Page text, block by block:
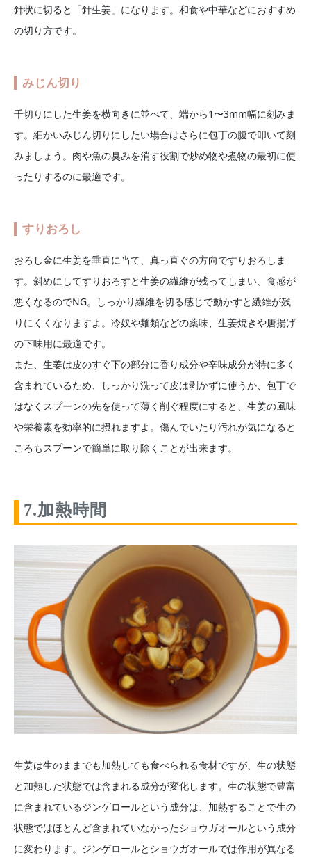
針状に切ると「針生姜」になります。和食や中華などにおすすめ
の切り方です。
みじん切り
千切りにした生姜を横向きに並べて、端から1〜3mm幅に刻みま
す。細かいみじん切りにしたい場合はさらに包丁の腹で叩いて刻
みましょう。肉や魚の臭みを消す役割で炒め物や煮物の最初に使
ったりするのに最適です。
すりおろし
おろし金に生姜を垂直に当て、真っ直ぐの方向ですりおろしま
す。斜めにしてすりおろすと生姜の繊維が残ってしまい、食感が
悪くなるのでNG。しっかり繊維を切る感じで動かすと繊維が残
りにくくなりますよ。冷奴や麺類などの薬味、生姜焼きや唐揚げ
の下味用に最適です。
また、生姜は皮のすぐ下の部分に香り成分や辛味成分が特に多く
含まれているため、しっかり洗って皮は剥かずに使うか、包丁で
はなくスプーンの先を使って薄く削ぐ程度にすると、生姜の風味
や栄養素を効率的に摂れますよ。傷んでいたり汚れが気になると
ころもスプーンで簡単に取り除くことが出来ます。
7.加熱時間
生姜は生のままでも加熱しても食べられる食材ですが、生の状態
と加熱した状態では含まれる成分が変化します。生の状態で豊富
に含まれているジンゲロールという成分は、加熱することで生の
状態ではほとんど含まれていなかったショウガオールという成分
に変わります。ジンゲロールとショウガオールでは作用が異なる